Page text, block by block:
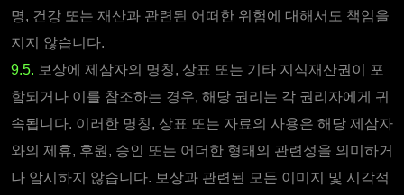
명, 건강 또는 재산과 관련된 어떠한 위험에 대해서도 책임을
지지 않습니다.
9.5. 보상에 제삼자의 명칭, 상표 또는 기타 지식재산권이 포
함되거나 이를 참조하는 경우, 해당 권리는 각 권리자에게 귀
속됩니다. 이러한 명칭, 상표 또는 자료의 사용은 해당 제삼자
와의 제휴, 후원, 승인 또는 어더한 형태의 관련성을 의미하거
나 암시하지 않습니다. 보상과 관련된 모든 이미지 및 시각적